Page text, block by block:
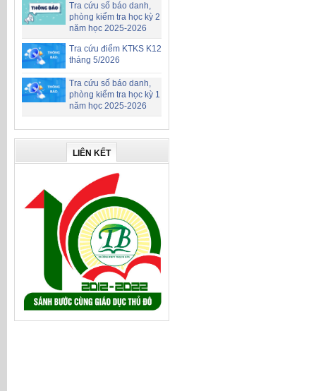
Tra cứu số báo danh,
phòng kiểm tra học kỳ 2
năm học 2025-2026
Tra cứu điểm KTKS K12
tháng 5/2026
Tra cứu số báo danh,
phòng kiểm tra học kỳ 1
năm học 2025-2026
LIÊN KẾT